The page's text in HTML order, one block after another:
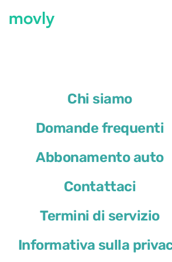
Chi siamo
Domande frequenti
Abbonamento auto
Contattaci
Termini di servizio
Informativa sulla
Tutte le auto disponibili all'aeroporto
Noleggio Peugeot 3008